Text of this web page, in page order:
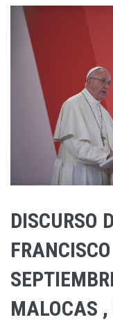
DISCURSO
MALOCAS